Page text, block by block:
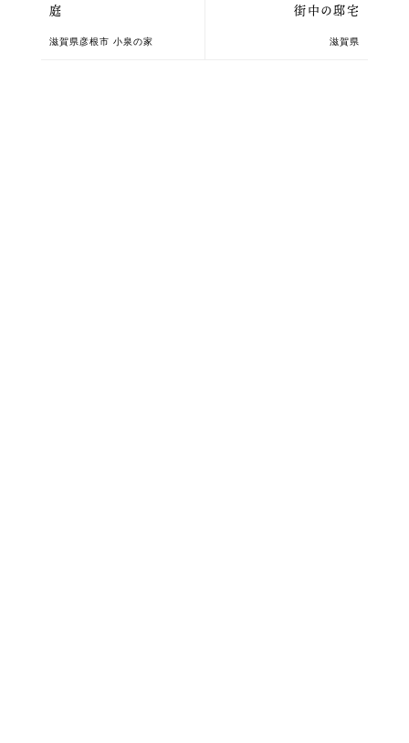
庭
滋賀県彦根市 小泉の家
街中の邸宅
滋賀県